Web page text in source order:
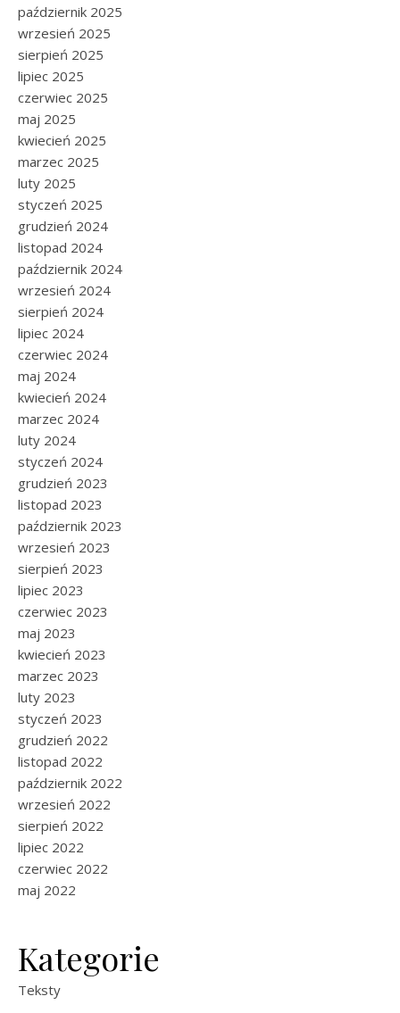
październik 2025
wrzesień 2025
sierpień 2025
lipiec 2025
czerwiec 2025
maj 2025
kwiecień 2025
marzec 2025
luty 2025
styczeń 2025
grudzień 2024
listopad 2024
październik 2024
wrzesień 2024
sierpień 2024
lipiec 2024
czerwiec 2024
maj 2024
kwiecień 2024
marzec 2024
luty 2024
styczeń 2024
grudzień 2023
listopad 2023
październik 2023
wrzesień 2023
sierpień 2023
lipiec 2023
czerwiec 2023
maj 2023
kwiecień 2023
marzec 2023
luty 2023
styczeń 2023
grudzień 2022
listopad 2022
październik 2022
wrzesień 2022
sierpień 2022
lipiec 2022
czerwiec 2022
maj 2022
Kategorie
Teksty